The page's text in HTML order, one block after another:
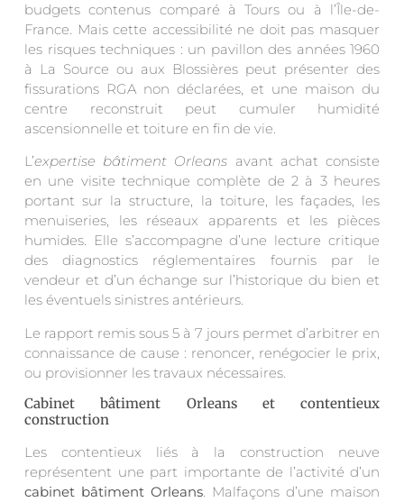
budgets contenus comparé à Tours ou à l’Île-de-
France. Mais cette accessibilité ne doit pas masquer
les risques techniques : un pavillon des années 1960
à La Source ou aux Blossières peut présenter des
fissurations RGA non déclarées, et une maison du
centre reconstruit peut cumuler humidité
ascensionnelle et toiture en fin de vie.
L’expertise bâtiment Orleans avant achat consiste
en une visite technique complète de 2 à 3 heures
portant sur la structure, la toiture, les façades, les
menuiseries, les réseaux apparents et les pièces
humides. Elle s’accompagne d’une lecture critique
des diagnostics réglementaires fournis par le
vendeur et d’un échange sur l’historique du bien et
les éventuels sinistres antérieurs.
Le rapport remis sous 5 à 7 jours permet d’arbitrer en
connaissance de cause : renoncer, renégocier le prix,
ou provisionner les travaux nécessaires.
Cabinet bâtiment Orleans et contentieux
construction
Les contentieux liés à la construction neuve
représentent une part importante de l’activité d’un
cabinet bâtiment Orleans. Malfaçons d’une maison